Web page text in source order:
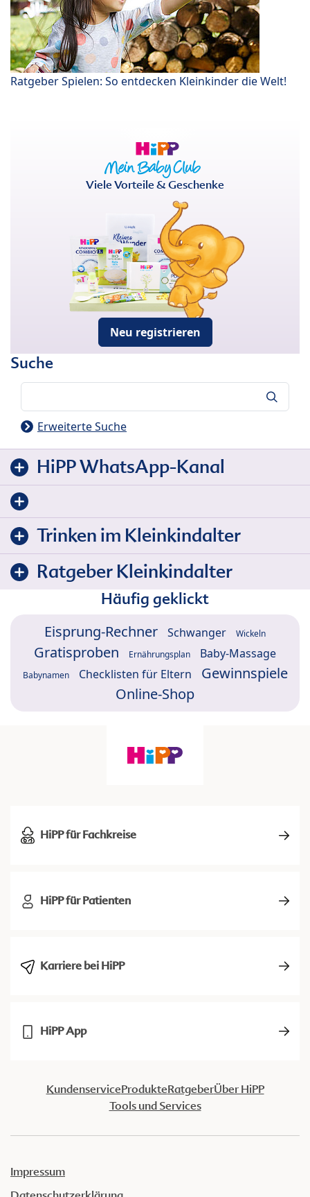
Ratgeber Spielen: So entdecken Kleinkinder die Welt!
Viele Vorteile & Geschenke
Neu registrieren
Suche
Erweiterte Suche
HiPP WhatsApp-Kanal
Trinken im Kleinkindalter
Ratgeber Kleinkindalter
Häufig geklickt
Eisprung-Rechner Schwanger Wickeln
Gratisproben Ernährungsplan Baby-Massage
Babynamen Checklisten für Eltern
Gewinnspiele
Online-Shop
HiPP für Fachkreise
HiPP für Patienten
Karriere bei HiPP
HiPP App
KundenserviceProdukteRatgeberÜber HiPP
Tools und Services
Impressum